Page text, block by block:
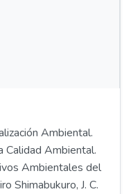
Ambiental.
Calidad Ambiental.
Ambientales del
Shimabukuro, J. C.